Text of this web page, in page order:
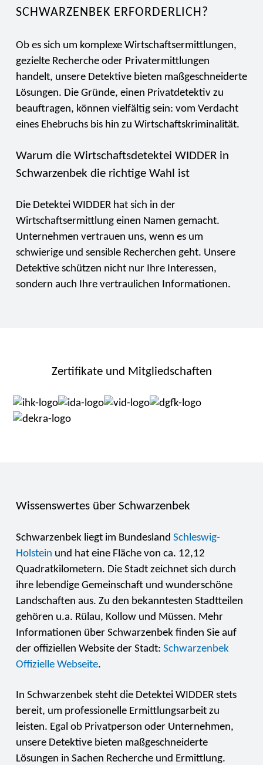
SCHWARZENBEK ERFORDERLICH?
Ob es sich um komplexe Wirtschaftsermittlungen,
gezielte Recherche oder Privatermittlungen
handelt, unsere Detektive bieten maßgeschneiderte
Lösungen. Die Gründe, einen Privatdetektiv zu
beauftragen, können vielfältig sein: vom Verdacht
eines Ehebruchs bis hin zu Wirtschaftskriminalität.
Warum die Wirtschaftsdetektei WIDDER in
Schwarzenbek die richtige Wahl ist
Die Detektei WIDDER hat sich in der
Wirtschaftsermittlung einen Namen gemacht.
Unternehmen vertrauen uns, wenn es um
schwierige und sensible Recherchen geht. Unsere
Detektive schützen nicht nur Ihre Interessen,
sondern auch Ihre vertraulichen Informationen.
Zertifikate und Mitgliedschaften
Wissenswertes über Schwarzenbek
Schwarzenbek liegt im Bundesland Schleswig-
Holstein und hat eine Fläche von ca. 12,12
Quadratkilometern. Die Stadt zeichnet sich durch
ihre lebendige Gemeinschaft und wunderschöne
Landschaften aus. Zu den bekanntesten Stadtteilen
gehören u.a. Rülau, Kollow und Müssen. Mehr
Informationen über Schwarzenbek finden Sie auf
der offiziellen Website der Stadt: Schwarzenbek
Offizielle Webseite.
In Schwarzenbek steht die Detektei WIDDER stets
bereit, um professionelle Ermittlungsarbeit zu
leisten. Egal ob Privatperson oder Unternehmen,
unsere Detektive bieten maßgeschneiderte
Lösungen in Sachen Recherche und Ermittlung.